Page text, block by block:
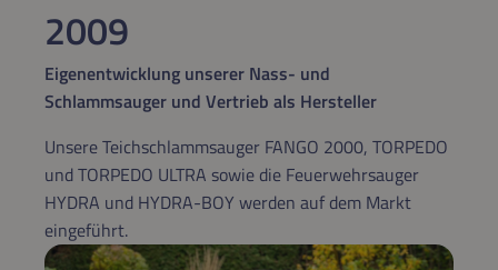
2009
Eigenentwicklung unserer Nass- und
Schlammsauger und Vertrieb als Hersteller
Unsere Teichschlammsauger FANGO 2000, TORPEDO
und TORPEDO ULTRA sowie die Feuerwehrsauger
HYDRA und HYDRA-BOY werden auf dem Markt
eingeführt.